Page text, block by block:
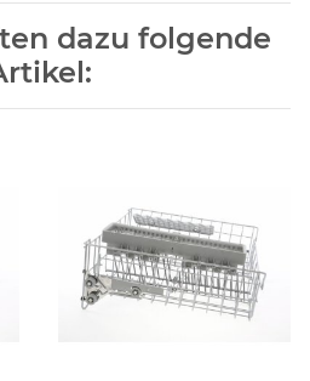
dazu folgende